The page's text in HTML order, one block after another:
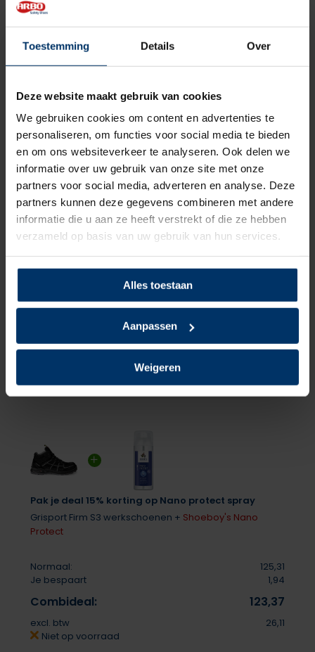
Toestemming Details Over
Deze website maakt gebruik van cookies
We gebruiken cookies om content en advertenties te
personaliseren, om functies voor social media te bieden
en om ons websiteverkeer te analyseren. Ook delen we
informatie over uw gebruik van onze site met onze
partners voor social media, adverteren en analyse. Deze
partners kunnen deze gegevens combineren met andere
informatie die u aan ze heeft verstrekt of die ze hebben
verzameld op basis van uw gebruik van hun services.
Alles toestaan
Aanpassen
Weigeren
Pak je deal 15% korting op Nano protect spray
Grisport Firm S3 werkschoenen + Shoeboy's Nano
Protect
Normaal:
125,31
Je bespaart
1,94
Combideal: 123,37
excl. btw
26,11
Niet op voorraad
Zoolbeveiliging
Zoolmateriaal Rubber/PU
Overige specificaties
Metaalvrij
Kleur Zwart
Beoordelingen
0van5 Gebaseerd op 0 beoordeling(en)
Er zijn nog geen reviews geschreven over dit product..